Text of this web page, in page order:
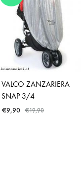
VALCO ZANZARIERA
SNAP 3/4
€9,90 €19,90